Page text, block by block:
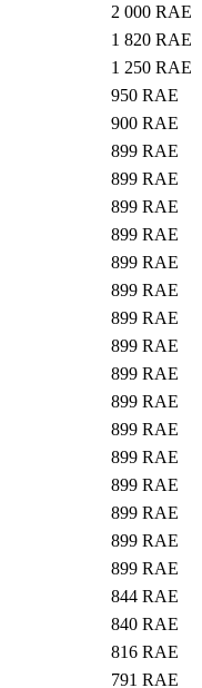
2 000 RAE
1 820 RAE
1 250 RAE
950 RAE
900 RAE
899 RAE
899 RAE
899 RAE
899 RAE
899 RAE
899 RAE
899 RAE
899 RAE
899 RAE
899 RAE
899 RAE
899 RAE
899 RAE
899 RAE
899 RAE
899 RAE
844 RAE
840 RAE
816 RAE
791 RAE